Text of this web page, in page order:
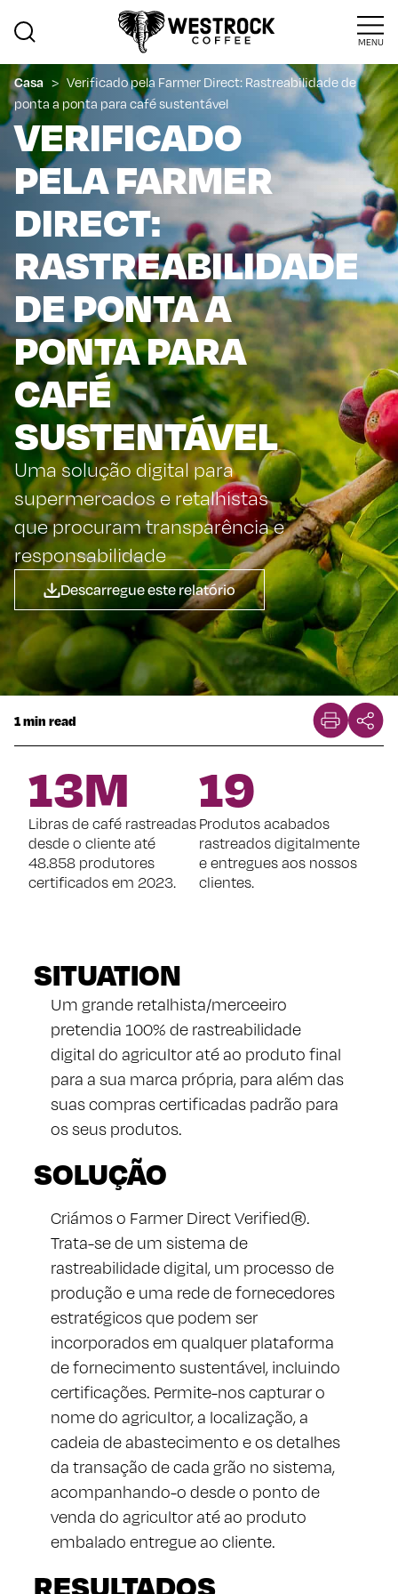
MENU
Casa > Verificado pela Farmer Direct: Rastreabilidade de
ponta a ponta para café sustentável
VERIFICADO
PELA FARMER
DIRECT:
RASTREABILIDADE
DE PONTA A
PONTA PARA
CAFÉ
SUSTENTÁVEL
Uma solução digital para
supermercados e retalhistas
que procuram transparência e
responsabilidade
Descarregue este relatório
1 min read
13M
Libras de café rastreadas
desde o cliente até
48.858 produtores
certificados em 2023.
19
Produtos acabados
rastreados digitalmente
e entregues aos nossos
clientes.
SITUATION
Um grande retalhista/merceeiro
pretendia 100% de rastreabilidade
digital do agricultor até ao produto final
para a sua marca própria, para além das
suas compras certificadas padrão para
os seus produtos.
SOLUÇÃO
Criámos o Farmer Direct Verified®.
Trata-se de um sistema de
rastreabilidade digital, um processo de
produção e uma rede de fornecedores
estratégicos que podem ser
incorporados em qualquer plataforma
de fornecimento sustentável, incluindo
certificações. Permite-nos capturar o
nome do agricultor, a localização, a
cadeia de abastecimento e os detalhes
da transação de cada grão no sistema,
acompanhando-o desde o ponto de
venda do agricultor até ao produto
embalado entregue ao cliente.
RESULTADOS